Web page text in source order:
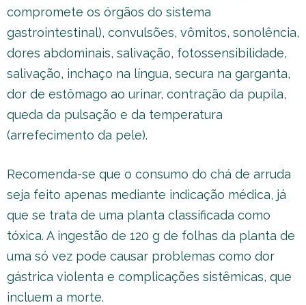
compromete os órgãos do sistema
gastrointestinal), convulsões, vômitos, sonolência,
dores abdominais, salivação, fotossensibilidade,
salivação, inchaço na língua, secura na garganta,
dor de estômago ao urinar, contração da pupila,
queda da pulsação e da temperatura
(arrefecimento da pele).
Recomenda-se que o consumo do chá de arruda
seja feito apenas mediante indicação médica, já
que se trata de uma planta classificada como
tóxica. A ingestão de 120 g de folhas da planta de
uma só vez pode causar problemas como dor
gástrica violenta e complicações sistêmicas, que
incluem a morte.